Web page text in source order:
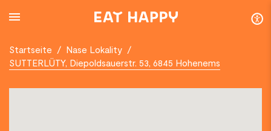
TO
Startseite / Nase Lokality /
SUTTERLÜTY, Diepoldsauerstr. 53, 6845 Hohenems